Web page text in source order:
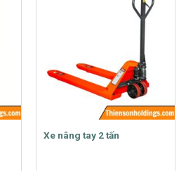
Xe nâng tay 2 tấn